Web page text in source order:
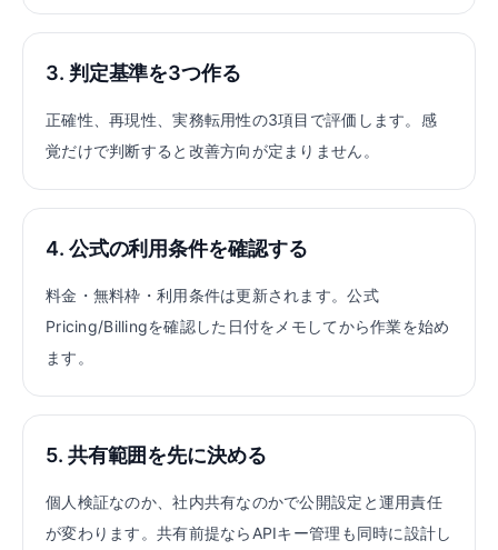
3. 判定基準を3つ作る
正確性、再現性、実務転用性の3項目で評価します。感
覚だけで判断すると改善方向が定まりません。
4. 公式の利用条件を確認する
料金・無料枠・利用条件は更新されます。公式
Pricing/Billingを確認した日付をメモしてから作業を始め
ます。
5. 共有範囲を先に決める
個人検証なのか、社内共有なのかで公開設定と運用責任
が変わります。共有前提ならAPIキー管理も同時に設計し